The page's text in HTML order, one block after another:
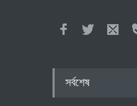
সর্বশেষ